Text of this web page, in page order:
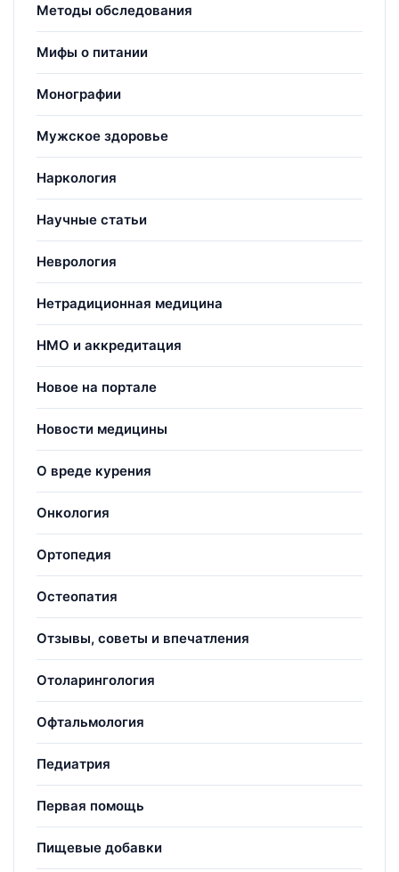
Методы обследования
Мифы о питании
Монографии
Мужское здоровье
Наркология
Научные статьи
Неврология
Нетрадиционная медицина
НМО и аккредитация
Новое на портале
Новости медицины
О вреде курения
Онкология
Ортопедия
Остеопатия
Отзывы, советы и впечатления
Отоларингология
Офтальмология
Педиатрия
Первая помощь
Пищевые добавки